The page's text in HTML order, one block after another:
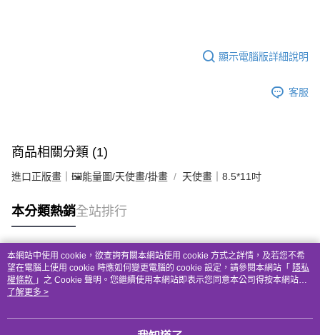
顯示電腦版詳細說明
客服
商品相關分類 (1)
進口正版畫｜🖼️能量圖/天使畫/掛畫 天使畫｜8.5*11吋
本分類熱銷全站排行
熱門標籤
本網站中使用 cookie，欲查詢有關本網站使用 cookie 方式之詳情，及若您不希
望在電腦上使用 cookie 時應如何變更電腦的 cookie 設定，請參閱本網站「 隱私
權條款 」之 Cookie 聲明。您繼續使用本網站即表示您同意本公司得按本網站使
用條款之 Cookie 聲明使用 cookie。
了解更多 >